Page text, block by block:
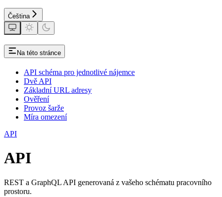
Čeština
Na této stránce
API schéma pro jednotlivé nájemce
Dvě API
Základní URL adresy
Ověření
Provoz šarže
Míra omezení
API
API
REST a GraphQL API generovaná z vašeho schématu pracovního
prostoru.